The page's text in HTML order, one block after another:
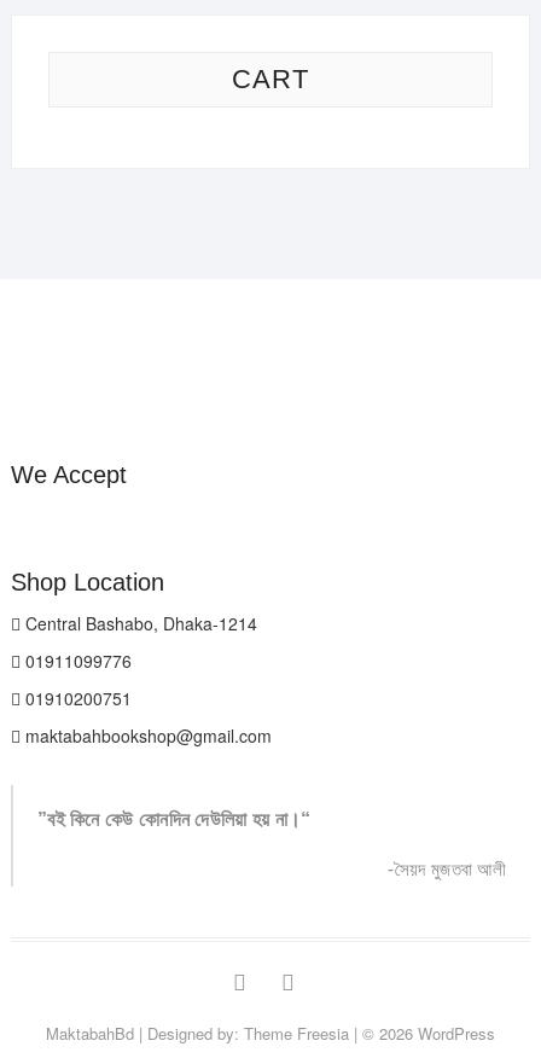
CART
We Accept
Shop Location
Central Bashabo, Dhaka-1214
01911099776
01910200751
maktabahbookshop@gmail.com
”বই কিনে কেউ কোনদিন দেউলিয়া হয় না।“
-সৈয়দ মুজতবা আলী
facebook
MaktabahBd| Designed by: Theme Freesia| © 2026 WordPress